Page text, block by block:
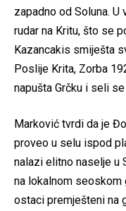
zapadno od Soluna.
rudar na Kritu, što se
Kazancakis smiješta
Poslije Krita, Zorba
napušta Grčku i seli
Marković tvrdi da je
proveo u selu ispod
nalazi elitno naselje u
na lokalnom seoskom
ostaci premješteni na